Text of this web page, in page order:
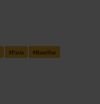
#Pasta #Buurtbar